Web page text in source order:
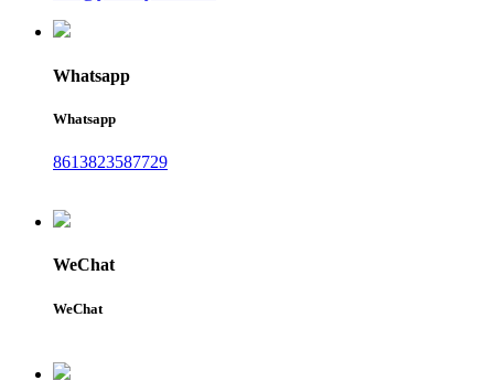
Whatsapp
Whatsapp
8613823587729
WeChat
WeChat